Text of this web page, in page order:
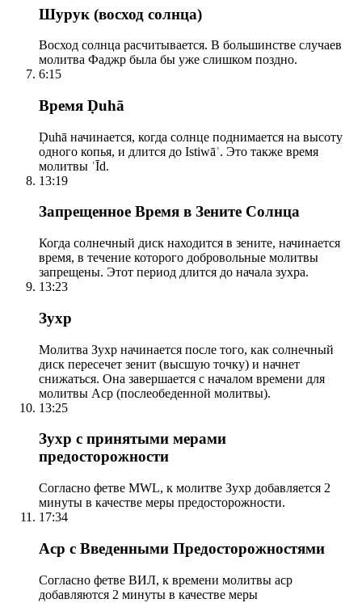
Шурук (восход солнца)
Восход солнца расчитывается. В большинстве случаев
молитва Фаджр была бы уже слишком поздно.
6:15
Время Ḍuhā
Ḍuhā начинается, когда солнце поднимается на высоту
одного копья, и длится до Istiwāʾ. Это также время
молитвы ʿĪd.
13:19
Запрещенное Время в Зените Солнца
Когда солнечный диск находится в зените, начинается
время, в течение которого добровольные молитвы
запрещены. Этот период длится до начала зухра.
13:23
Зухр
Молитва Зухр начинается после того, как солнечный
диск пересечет зенит (высшую точку) и начнет
снижаться. Она завершается с началом времени для
молитвы Аср (послеобеденной молитвы).
13:25
Зухр с принятыми мерами
предосторожности
Согласно фетве MWL, к молитве Зухр добавляется 2
минуты в качестве меры предосторожности.
17:34
Аср с Введенными Предосторожностями
Согласно фетве ВИЛ, к времени молитвы аср
добавляются 2 минуты в качестве меры